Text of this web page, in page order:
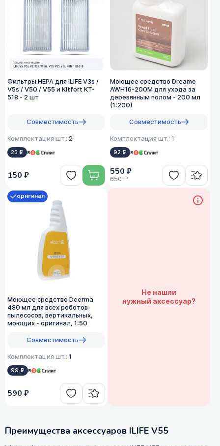
Фильтры HEPA для ILIFE V3s /
V5s / V50 / V55 и Kitfort KT-
518 - 2 шт
Совместимость
Комплектация шт.: 2
25 ₽ в
150 ₽
Моющее средство Dreame
AWH16-200M для ухода за
деревянным полом - 200 мл
(1:200)
Совместимость
Комплектация шт.: 1
92 ₽ в
550 ₽
650 ₽
Моющее средство Deerma
480 мл для всех роботов-
пылесосов, вертикальных,
моющих - оригинал, 1:50
Совместимость
Комплектация шт.: 1
99 ₽ в
оригинал
590 ₽
Не нашли
нужный аксессуар?
Преимущества аксессуаров ILIFE V55